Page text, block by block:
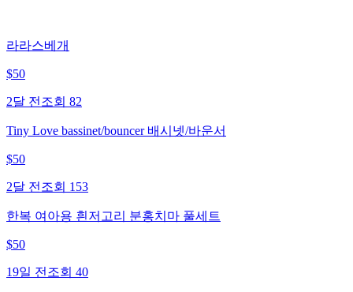
라라스베개
$50
2달 전 조회 82
Tiny Love bassinet/bouncer 배시넷/바운서
$50
2달 전 조회 153
한복 여아용 흰저고리 분홍치마 풀세트
$50
19일 전 조회 40